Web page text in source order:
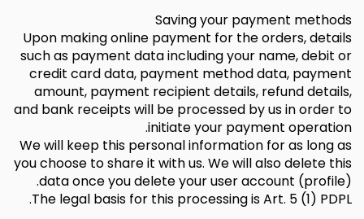
Saving your payment methods
Upon making online payment for the orders, details
such as payment data including your name, debit or
credit card data, payment method data, payment
amount, payment recipient details, refund details,
and bank receipts will be processed by us in order to
initiate your payment operation.
We will keep this personal information for as long as
you choose to share it with us. We will also delete this
data once you delete your user account (profile).
The legal basis for this processing is Art. 5 (1) PDPL.